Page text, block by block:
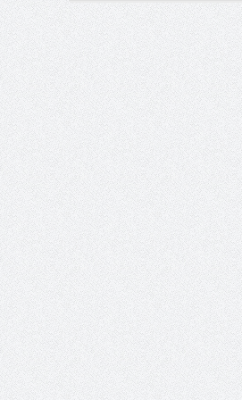
اسپانیا